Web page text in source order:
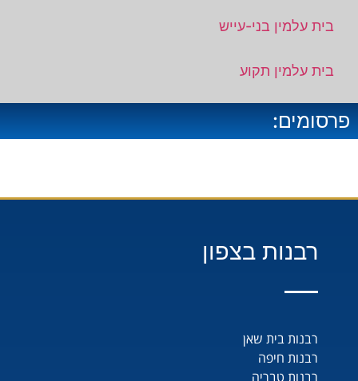
בית עלמין בני-עייש
בית עלמין תקוע
פרסומים:
רבנות בצפון
רבנות בית שאן
רבנות חיפה
רבנות טבריה